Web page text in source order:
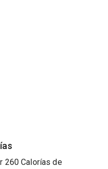
260 Calorías de